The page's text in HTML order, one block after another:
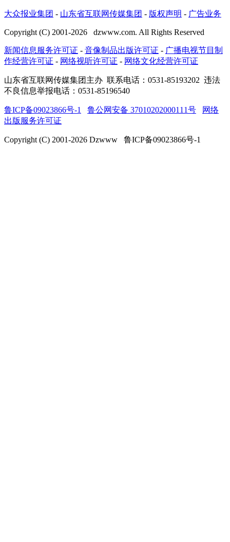
大众报业集团 - 山东省互联网传媒集团 - 版权声明 - 广告业务
Copyright (C) 2001-2026 dzwww.com. All Rights Reserved
新闻信息服务许可证 - 音像制品出版许可证 - 广播电视节目制
作经营许可证 - 网络视听许可证 - 网络文化经营许可证
山东省互联网传媒集团主办 联系电话：0531-85193202 违法
不良信息举报电话：0531-85196540
鲁ICP备09023866号-1 鲁公网安备 37010202000111号
网络
出版服务许可证
Copyright (C) 2001-2026 Dzwww 鲁ICP备09023866号-1